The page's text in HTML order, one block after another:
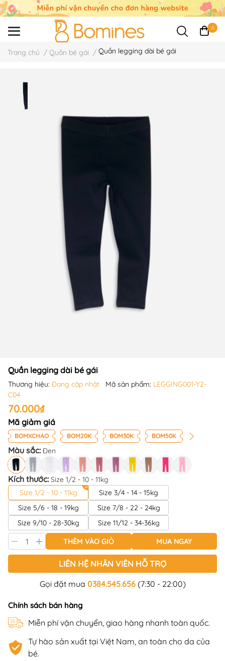
0
Trang chủ / Quần bé gái / Quần legging dài bé gái
Quần legging dài bé gái
Thương hiệu: Đang cập nhật Mã sản phẩm: LEGGING001-Y2-
C04
70.000₫
Mã giảm giá
BOMXCHAO BOM20K BOM30K BOM50K
Màu sắc:Đen
Kích thước:Size 1/2 - 10 - 11kg
Size 1/2 - 10 - 11kg
Size 3/4 - 14 - 15kg
Size 5/6 - 18 - 19kg
Size 7/8 - 22 - 24kg
Size 9/10 - 28-30kg
Size 11/12 - 34-36kg
THÊM VÀO GIỎ MUA NGAY
LIÊN HỆ NHÂN VIÊN HỖ TRỢ
Gọi đặt mua 0384.545.656(7:30 - 22:00)
Chính sách bán hàng
Miễn phí vận chuyển, giao hàng nhanh toàn quốc.
Tự hào sản xuất tại Việt Nam, an toàn cho da của
bé.